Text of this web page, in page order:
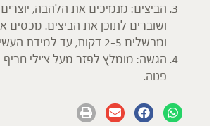
הביצים: מנמיכים את הלהבה,
ושוברים לתוכן את הביצים.
ומבשלים 2-5 דקות, עד למידת העשייה הרצויה.
הגשה: מומלץ לפזר מעל צ'ילי חריף
פטה.